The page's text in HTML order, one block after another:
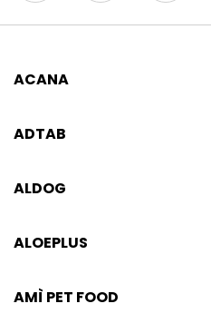
ACANA
ADTAB
ALDOG
ALOEPLUS
AMÌ PET FOOD